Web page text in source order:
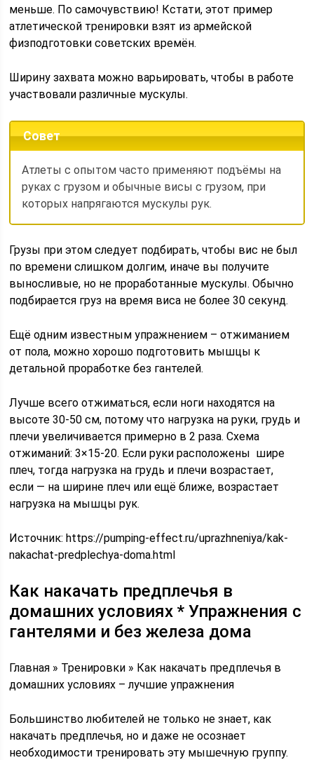
меньше. По самочувствию! Кстати, этот пример
атлетической тренировки взят из армейской
физподготовки советских времён.
Ширину захвата можно варьировать, чтобы в работе
участвовали различные мускулы.
Совет
Атлеты с опытом часто применяют подъёмы на
руках с грузом и обычные висы с грузом, при
которых напрягаются мускулы рук.
Грузы при этом следует подбирать, чтобы вис не был
по времени слишком долгим, иначе вы получите
выносливые, но не проработанные мускулы. Обычно
подбирается груз на время виса не более 30 секунд.
Ещё одним известным упражнением – отжиманием
от пола, можно хорошо подготовить мышцы к
детальной проработке без гантелей.
Лучше всего отжиматься, если ноги находятся на
высоте 30-50 см, потому что нагрузка на руки, грудь и
плечи увеличивается примерно в 2 раза. Схема
отжиманий: 3×15-20. Если руки расположены шире
плеч, тогда нагрузка на грудь и плечи возрастает,
если — на ширине плеч или ещё ближе, возрастает
нагрузка на мышцы рук.
Источник: https://pumping-effect.ru/uprazhneniya/kak-
nakachat-predplechya-doma.html
Как накачать предплечья в
домашних условиях * Упражнения с
гантелями и без железа дома
Главная » Тренировки » Как накачать предплечья в
домашних условиях – лучшие упражнения
Большинство любителей не только не знает, как
накачать предплечья, но и даже не осознает
необходимости тренировать эту мышечную группу.